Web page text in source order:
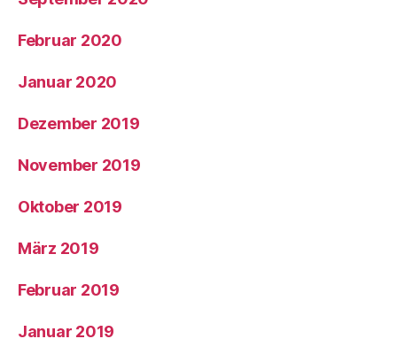
Februar 2020
Januar 2020
Dezember 2019
November 2019
Oktober 2019
März 2019
Februar 2019
Januar 2019